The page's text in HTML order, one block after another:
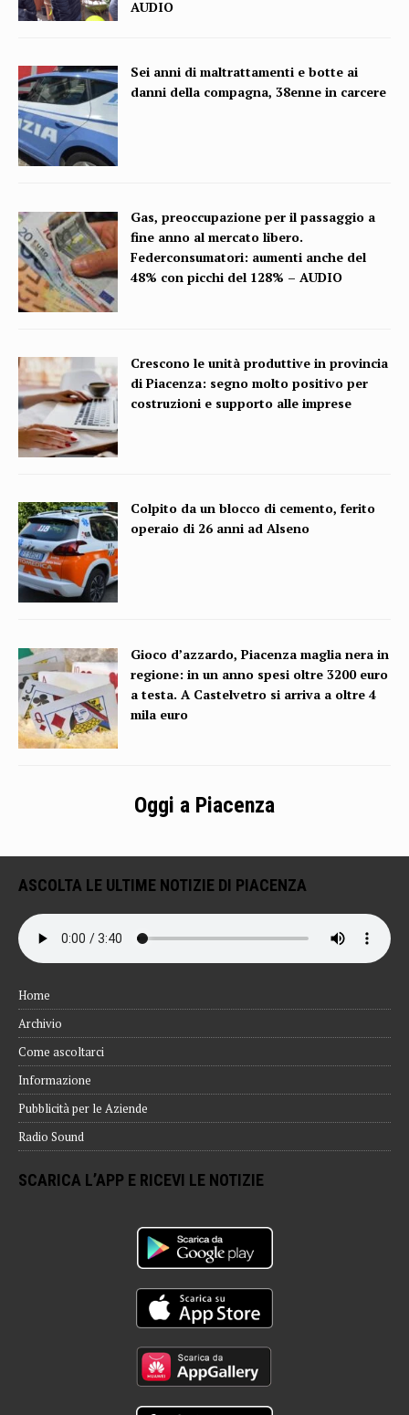
AUDIO
Sei anni di maltrattamenti e botte ai
danni della compagna, 38enne in carcere
Gas, preoccupazione per il passaggio a
fine anno al mercato libero.
Federconsumatori: aumenti anche del
48% con picchi del 128% – AUDIO
Crescono le unità produttive in provincia
di Piacenza: segno molto positivo per
costruzioni e supporto alle imprese
Colpito da un blocco di cemento, ferito
operaio di 26 anni ad Alseno
Gioco d’azzardo, Piacenza maglia nera in
regione: in un anno spesi oltre 3200 euro
a testa. A Castelvetro si arriva a oltre 4
mila euro
Oggi a Piacenza
ASCOLTA LE ULTIME NOTIZIE DI PIACENZA
Home
Archivio
Come ascoltarci
Informazione
Pubblicità per le Aziende
Radio Sound
SCARICA L’APP E RICEVI LE NOTIZIE